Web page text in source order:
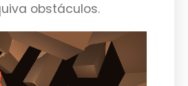
obstáculos.